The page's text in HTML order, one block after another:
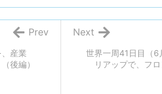
世界一周41日目（6
リアップで、フ
Next
産業
後編）
Prev